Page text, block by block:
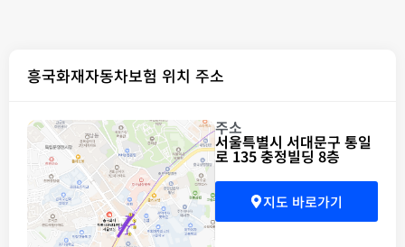
흥국화재자동차보험 위치 주소
주소
서울특별시 서대문구 통일
로 135 충정빌딩 8층
지도 바로가기